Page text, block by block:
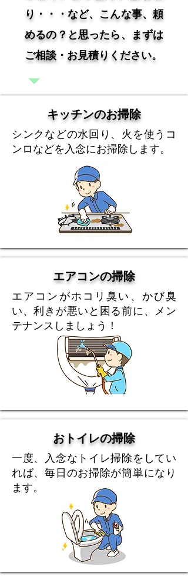
り・・・など、こんな事、頼
めるの？と思ったら、まずは
ご相談・お見積りください。
キッチンのお掃除
シンクなどの水回り、火を使うコ
ンロなどを入念にお掃除します。
エアコンの掃除
エアコンがホコリ臭い、かび臭
い、利きが悪いと困る前に、メン
テナンスしましょう！
おトイレの掃除
一度、入念なトイレ掃除をしてい
れば、毎日のお掃除が簡単になり
ます。